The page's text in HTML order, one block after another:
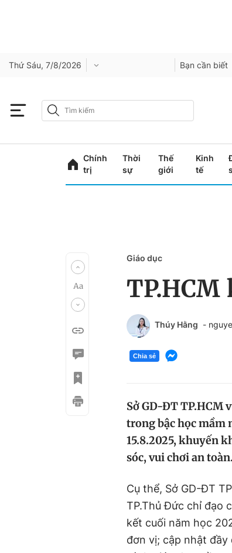
Thứ Sáu, 7/8/2026 Bạn cần biết
Chính
trị
Thời
sự
Thế
giới
Kinh
tế
Giáo dục
Thúy Hằng -
Chia sẻ
Sở GD-ĐT TP.HCM
trong bậc học mầm
15.8.2025, khuyến
sóc, vui chơi an toàn.
Cụ thể, Sở GD-ĐT
TP.Thủ Đức chỉ đạo
kết cuối năm học
đơn vị; cập nhật